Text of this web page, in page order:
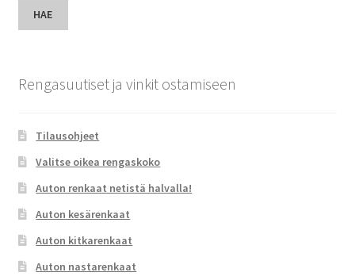
HAE
Rengasuutiset ja vinkit ostamiseen
Tilausohjeet
Valitse oikea rengaskoko
Auton renkaat netistä halvalla!
Auton kesärenkaat
Auton kitkarenkaat
Auton nastarenkaat